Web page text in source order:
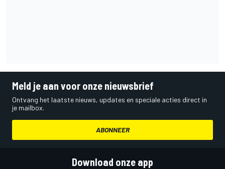
Meld je aan voor onze nieuwsbrief
Ontvang het laatste nieuws, updates en speciale acties direct in
je mailbox.
ABONNEER
Download onze app